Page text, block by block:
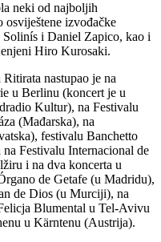
neki od najboljih
osviještene izvođačke
Solinís i Daniel Zapico, kao i
Hiro Kurosaki.
nastupao je na
u Berlinu (koncert je u
Kultur), na Festivalu
(Mađarska), na
festivalu Banchetto
Festivalu Internacional de
i na dva koncerta u
de Getafe (u Madridu),
de Dios (u Murciji), na
Blumental u Tel-Avivu
u Kärntenu (Austrija).